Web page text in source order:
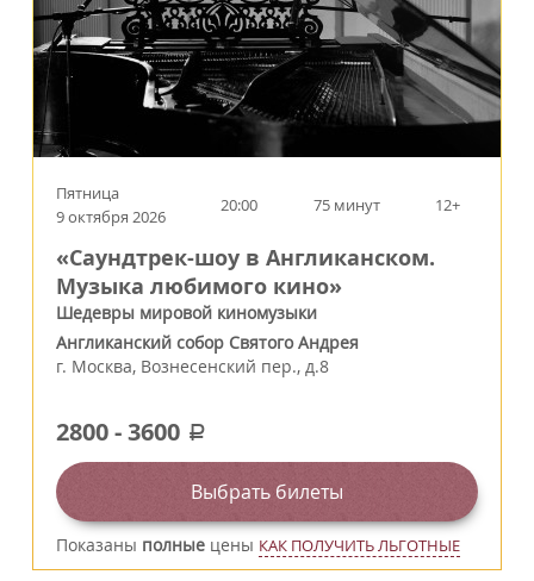
Пятница
9 октября 2026
20:00 75 минут 12+
«Саундтрек-шоу в Англиканском.
Музыка любимого кино»
Шедевры мировой киномузыки
Англиканский собор Святого Андрея
г. Москва, Вознесенский пер., д.8
2800-3600 a
Выбрать билеты
Показаны полные цены КАК ПОЛУЧИТЬ ЛЬГОТНЫЕ